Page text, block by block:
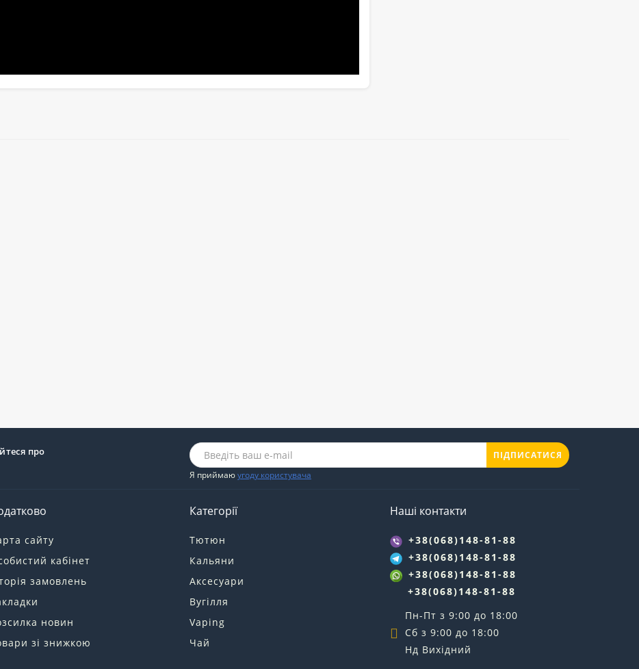
про
ПІДПИСАТИСЯ
Я приймаюугоду користувача
сайту
кабінет
замовлень
новин
зі знижкою
Категорії
Тютюн
Кальяни
Аксесуари
Вугілля
Vaping
Чай
Наші контакти
+38(068)148-81-88
+38(068)148-81-88
+38(068)148-81-88
+38(068)148-81-88
Пн-Пт з 9:00 до 18:00
Сб з 9:00 до 18:00
Нд Вихідний